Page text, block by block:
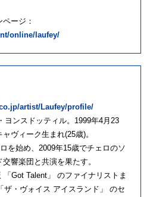
ージ：
online/laufey/
artist/Laufey/profile/
ヨンスドッティル。1999年4月23
ヴィーク生まれ(25歳)。
を始め、2009年15歳でチェロのソ
響楽団と共演を果たす。
Got Talent」 のファイナリストま
ザ・ヴォイス アイスランド」 のセ